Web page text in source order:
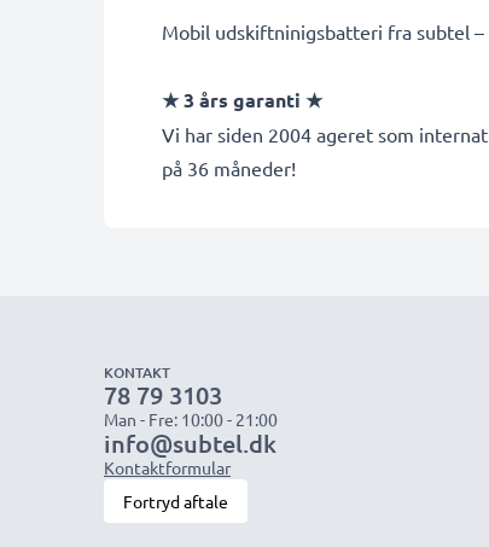
Mobil udskiftninigsbatteri fra subtel
★ 3 års garanti ★
Vi har siden 2004 ageret som
på 36 måneder!
KONTAKT
78 79 3103
Man - Fre: 10:00 - 21:00
info@subtel.dk
Kontaktformular
Fortryd aftale